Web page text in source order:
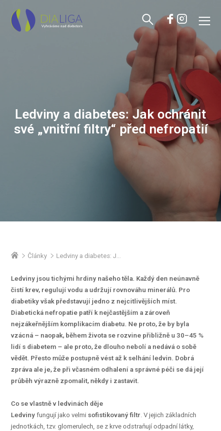
Ledviny a diabetes: Jak ochránit
své „vnitřní filtry“ před nefropatií
Články
Ledviny jsou tichými hrdiny našeho těla. Každý den neúnavně
čistí krev, regulují vodu a udržují rovnováhu minerálů. Pro
diabetiky však představují jedno z nejcitlivějších míst.
Diabetická nefropatie patří k nejčastějším a zároveň
nejzákeřnějším komplikacím diabetu. Ne proto, že by byla
vzácná – naopak, během života se rozvine přibližně u 30–45 %
lidí s diabetem – ale proto, že dlouho nebolí a nedává o sobě
vědět. Přesto může postupně vést až k selhání ledvin. Dobrá
zpráva ale je, že při včasném odhalení a správné péči se dá její
průběh výrazně zpomalit, někdy i zastavit.
Co se vlastně v ledvinách děje
Ledviny fungují jako velmi sofistikovaný filtr. V jejich základních
jednotkách, tzv. glomerulech, se z krve odstraňují odpadní látky,